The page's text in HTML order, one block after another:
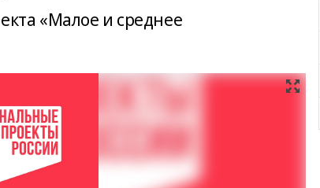
«Малое и среднее